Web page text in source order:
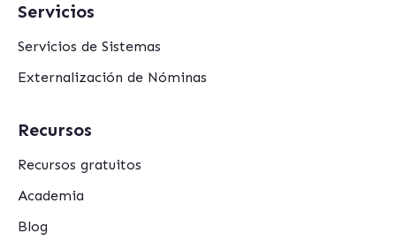
Servicios
Servicios de Sistemas
Externalización de Nóminas
Recursos
Recursos gratuitos
Academia
Blog